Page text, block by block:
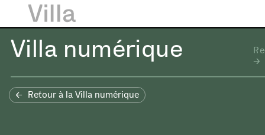
Villa numérique
Retour à la Villa numérique